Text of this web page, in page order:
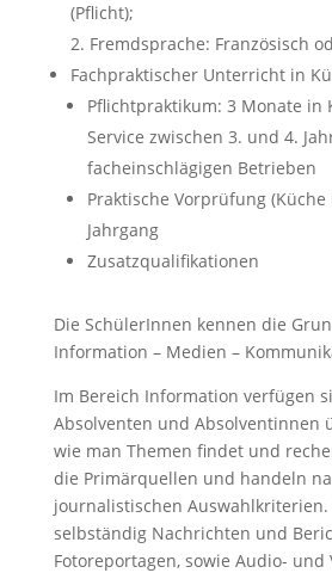
(Pflicht);
2. Fremdsprache: Französisch
Fachpraktischer Unterricht in
Pflichtpraktikum: 3 Monate in
Service zwischen 3. und 4.
facheinschlägigen Betrieben
Praktische Vorprüfung
Jahrgang
Zusatzqualifikationen
Die SchülerInnen kennen die
Information – Medien –
Im Bereich Information verfügen
Absolventen und Absolventinnen
wie man Themen findet und
die Primärquellen und handeln
journalistischen Auswahlkriterien.
selbständig Nachrichten und
Fotoreportagen, sowie Audio- und